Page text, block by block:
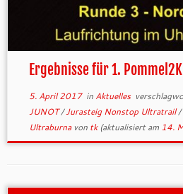
Ergebnisse für 1. Pommel2K
5. April 2017in Aktuelles
JUNOT/Jurasteig Nonstop Ultratrail/
Ultraburna von tk(aktualisiert am 14.